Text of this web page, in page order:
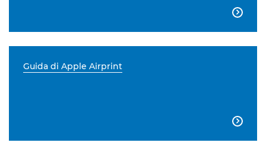

Guida di Apple Airprint
